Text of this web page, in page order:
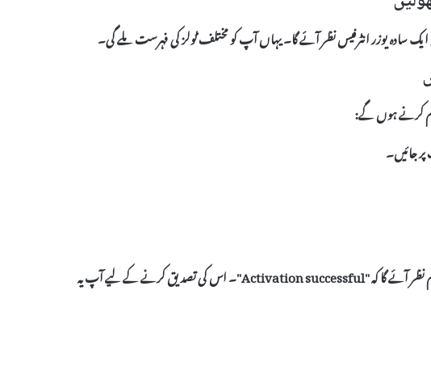
آخر میں، جب Windows 10 فعال ہو جائے، تو آپ کو ایک پیغام نظر آئے گا کہ "Activation successful"۔ اس کی تصدیق کرنے کے لیے آپ یہ